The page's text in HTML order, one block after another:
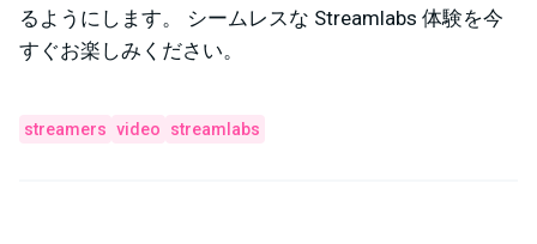
るようにします。 シームレスな Streamlabs 体験を今
すぐお楽しみください。
streamers video streamlabs